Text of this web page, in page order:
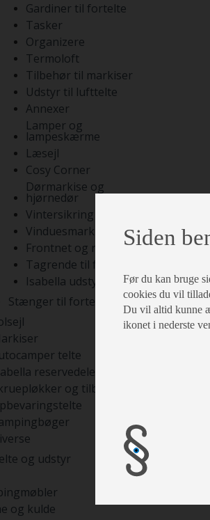
Gardiner til fortelte
Tasker
Organizere
Termoloft
Tilbehør til markiser
Udstyr til lufttelte
Annexer
Lamper og
lampeskærme
Læsejl
Cosy Corner
Dørmarkise og
hjørnedør
Vintersikring
Vinduesmarkiser
Frontnet og rumdelere
Tagrende til fortelte
Isabella udstyr
Stænger til fortelte
telte
reservedele
og tilbehør
og udstyr
og kulde
Siden
Før du kan bruge
cookies du vil
Du vil altid kunne
ikonet i nederste